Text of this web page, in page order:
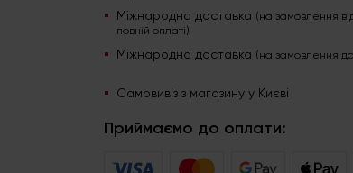
Міжнародна доставка (на замовлення
повній оплаті)
Міжнародна доставка (на замовлення
Самовивіз з магазину у Києві
Приймаємо до оплати: